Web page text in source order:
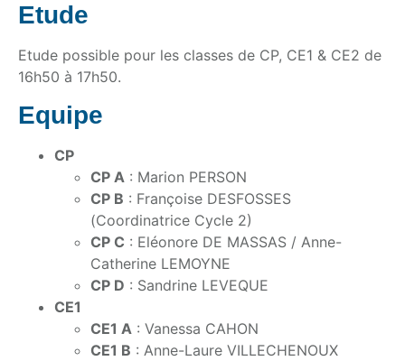
Etude
Etude possible pour les classes de CP, CE1 & CE2 de
16h50 à 17h50.
Equipe
CP
CP A : Marion PERSON
CP B : Françoise DESFOSSES
(Coordinatrice Cycle 2)
CP C : Eléonore DE MASSAS / Anne-
Catherine LEMOYNE
CP D : Sandrine LEVEQUE
CE1
CE1 A : Vanessa CAHON
CE1 B : Anne-Laure VILLECHENOUX